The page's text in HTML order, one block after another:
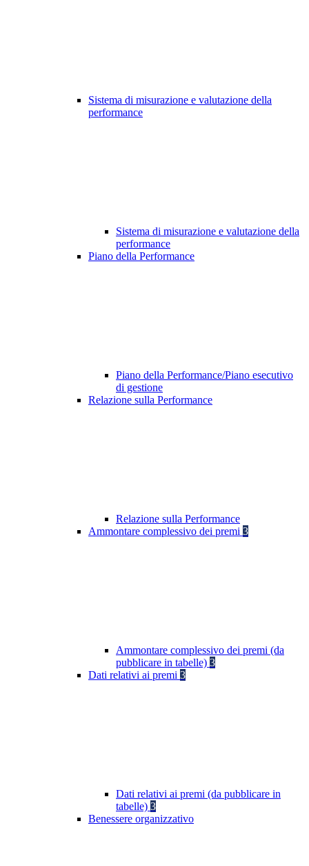
Sistema di misurazione e valutazione della
performance
Sistema di misurazione e valutazione della
performance
Piano della Performance
Piano della Performance/Piano esecutivo
di gestione
Relazione sulla Performance
Relazione sulla Performance
Ammontare complessivo dei premi 3
Ammontare complessivo dei premi (da
pubblicare in tabelle) 3
Dati relativi ai premi 3
Dati relativi ai premi (da pubblicare in
tabelle) 3
Benessere organizzativo